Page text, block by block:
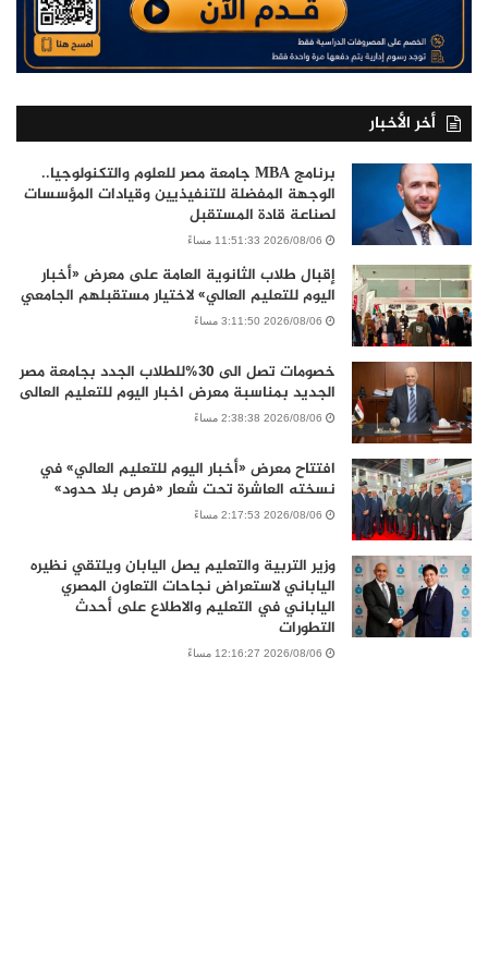
أخر الأخبار
برنامج MBA جامعة مصر للعلوم والتكنولوجيا..
الوجهة المفضلة للتنفيذيين وقيادات المؤسسات
لصناعة قادة المستقبل
2026/08/06 11:51:33 مساءً
إقبال طلاب الثانوية العامة على معرض «أخبار
اليوم للتعليم العالي» لاختيار مستقبلهم الجامعي
2026/08/06 3:11:50 مساءً
خصومات تصل الى 30%للطلاب الجدد بجامعة مصر
الجديد بمناسبة معرض اخبار اليوم للتعليم العالى
2026/08/06 2:38:38 مساءً
افتتاح معرض «أخبار اليوم للتعليم العالي» في
نسخته العاشرة تحت شعار «فرص بلا حدود»
2026/08/06 2:17:53 مساءً
وزير التربية والتعليم يصل اليابان ويلتقي نظيره
الياباني لاستعراض نجاحات التعاون المصري
الياباني في التعليم والاطلاع على أحدث
التطورات
2026/08/06 12:16:27 مساءً